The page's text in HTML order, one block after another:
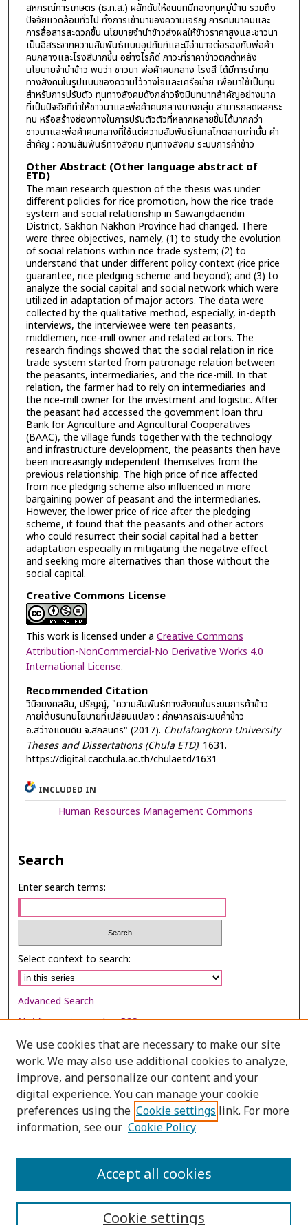
สหกรณ์การเกษตร (ธ.ก.ส.) ผลักดันให้ชนบทมีกองทุนหมู่บ้าน รวมถึง
ปัจจัยแวดล้อมทั่วไป ทั้งการเข้ามาของความเจริญ การคมนาคมและ
การสื่อสารสะดวกขึ้น นโยบายจำนำข้าวส่งผลให้ข้าวราคาสูงและชาวนา
เป็นอิสระจากความสัมพันธ์แบบอุปถัมภ์และมีอำนาจต่อรองกับพ่อค้า
คนกลางและโรงสีมากขึ้น อย่างไรก็ดี ภาวะที่ราคาข้าวตกต่ำหลัง
นโยบายจำนำข้าว พบว่า ชาวนา พ่อค้าคนกลาง โรงสี ได้มีการนำทุน
ทางสังคมในรูปแบบของความไว้วางใจและเครือข่าย เพื่อมาใช้เป็นทุน
สำหรับการปรับตัว ทุนทางสังคมดังกล่าวจึงมีบทบาทสำคัญอย่างมาก
ที่เป็นปัจจัยที่ทำให้ชาวนาและพ่อค้าคนกลางบางกลุ่ม สามารถลดผลกระ
ทบ หรือสร้างช่องทางในการปรับตัวตัวที่หลากหลายขึ้นได้มากกว่า
ชาวนาและพ่อค้าคนกลางที่ใช้แต่ความสัมพันธ์ในกลไกตลาดเท่านั้น คำ
สำคัญ : ความสัมพันธ์ทางสังคม ทุนทางสังคม ระบบการค้าข้าว
Other Abstract (Other language abstract of
ETD)
The main research question of the thesis was under
different policies for rice promotion, how the rice trade
system and social relationship in Sawangdaendin
District, Sakhon Nakhon Province had changed. There
were three objectives, namely, (1) to study the evolution
of social relations within rice trade system; (2) to
understand that under different policy context (rice price
guarantee, rice pledging scheme and beyond); and (3) to
analyze the social capital and social network which were
utilized in adaptation of major actors. The data were
collected by the qualitative method, especially, in-depth
interviews, the interviewee were ten peasants,
middlemen, rice-mill owner and related actors. The
research findings showed that the social relation in rice
trade system started from patronage relation between
the peasants, intermediaries, and the rice-mill. In that
relation, the farmer had to rely on intermediaries and
the rice-mill owner for the investment and logistic. After
the peasant had accessed the government loan thru
Bank for Agriculture and Agricultural Cooperatives
(BAAC), the village funds together with the technology
and infrastructure development, the peasants then have
been increasingly independent themselves from the
previous relationship. The high price of rice affected
from rice pledging scheme also influenced in more
bargaining power of peasant and the intermediaries.
However, the lower price of rice after the pledging
scheme, it found that the peasants and other actors
who could resurrect their social capital had a better
adaptation especially in mitigating the negative effect
and seeking more alternatives than those without the
social capital.
Creative Commons License
This work is licensed under a Creative Commons
Attribution-NonCommercial-No Derivative Works 4.0
International License.
Recommended Citation
วินิจมงคลสิน, ปริญญ์, "ความสัมพันธ์ทางสังคมในระบบการค้าข้าว
ภายใต้บริบทนโยบายที่เปลี่ยนแปลง : ศึกษากรณีระบบค้าข้าว
อ.สว่างแดนดิน จ.สกลนคร" (2017). Chulalongkorn University
Theses and Dissertations (Chula ETD). 1631.
https://digital.car.chula.ac.th/chulaetd/1631
INCLUDED IN
Human Resources Management Commons
Search
Enter search terms:
Select context to search:
Advanced Search
Notify me via email orRSS
Browse
Collections
Disciplines
Authors
We use cookies that are necessary to make our site
work. We may also use additional cookies to analyze,
improve, and personalize our content and your
digital experience. You can manage your cookie
preferences using the Cookie settings link. For more
information, see our Cookie Policy
Cookie settings
Accept all cookies